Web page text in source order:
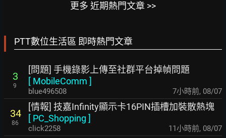
更多 近期熱門文章 >>
PTT數位生活區 即時熱門文章
3
9
[問題] 手機錄影上傳至社群平台掉幀問題
[ MobileComm ]
blue496508 7小時前, 08/07
34
86
[情報] 技嘉Infinity顯示卡16PIN插槽加裝散熱塊
[ PC_Shopping ]
click2258 11小時前, 08/07